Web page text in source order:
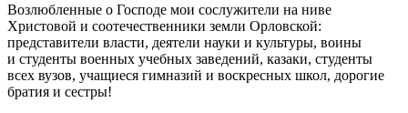
Возлюбленные о Господе мои сослужители на ниве
Христовой и соотечественники земли Орловской:
представители власти, деятели науки и культуры, воины
и студенты военных учебных заведений, казаки, студенты
всех вузов, учащиеся гимназий и воскресных школ, дорогие
братия и сестры!